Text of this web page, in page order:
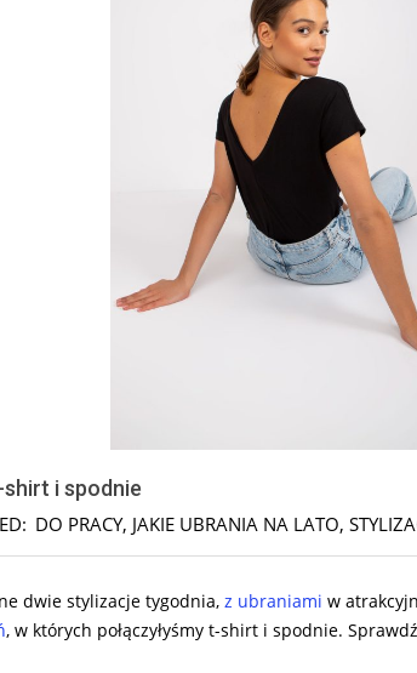
i spodnie
DO PRACY, JAKIE UBRANIA NA LATO,
dwie stylizacje tygodnia, z ubraniami w
, w których połączyłyśmy t-shirt i spodnie.